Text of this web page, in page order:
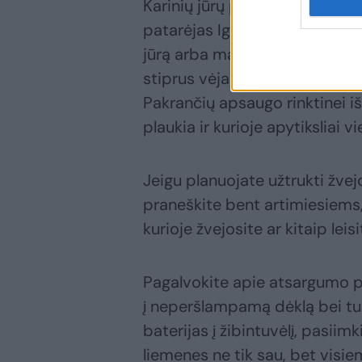
Karinių jūrų pajėgų Jūrų
patarėjas Igor Kuzmenko
jūrą arba marias: ,,Būtinai
stiprus vėjas, ar nebus rūko.
Pakrančių apsaugo rinktinei
plaukia ir kurioje apytiksliai
Jeigu planuojate užtrukti
praneškite bent
kurioje žvejosite ar kitaip
Pagalvokite apie atsargumo
į neperšlampamą dėklą bei
baterijas į žibintuvėlį,
liemenes ne tik sau, bet